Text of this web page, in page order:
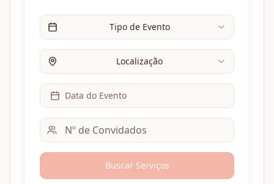
Tipo de Evento
Localização
Data do Evento
Buscar Serviços